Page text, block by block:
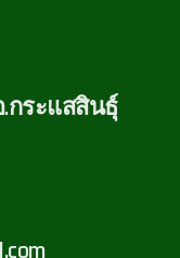
.กระแสสินธุ์